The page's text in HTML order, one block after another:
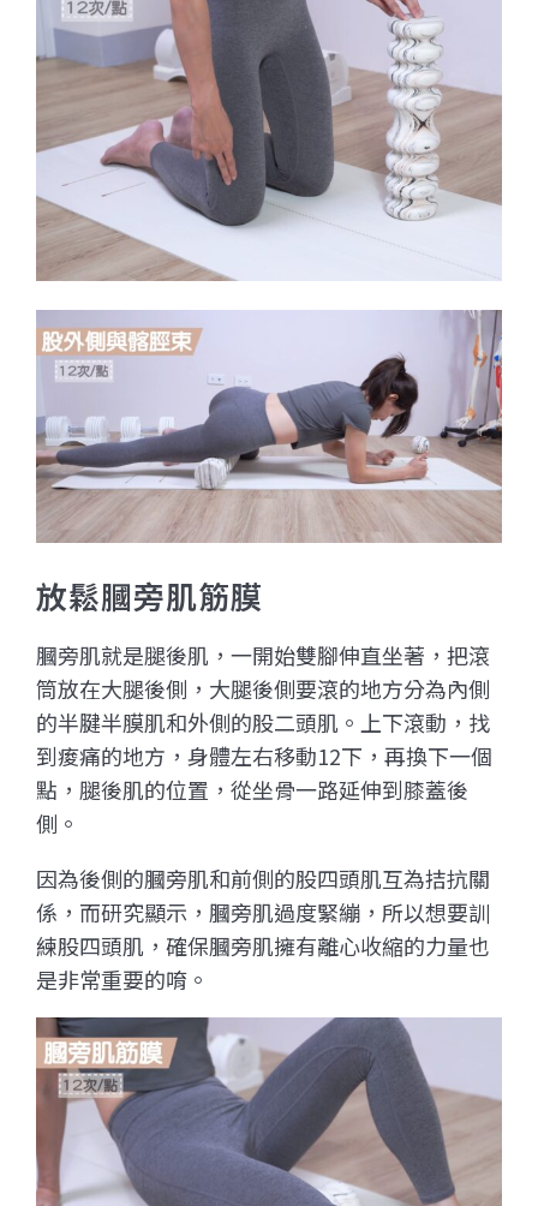
放鬆膕旁肌筋膜
膕旁肌就是腿後肌， 一開始雙腳伸直坐著，把滾
筒放在大腿後側，大腿後側要滾的地方分為內側
的半腱半膜肌和外側的股二頭肌。上下滾動，找
到痠痛的地方，身體左右移動12下，再換下一個
點，腿後肌的位置，從坐骨一路延伸到膝蓋後
側。
因為後側的膕旁肌和前側的股四頭肌互為拮抗關
係，而研究顯示，膕旁肌過度緊繃，所以想要訓
練股四頭肌，確保膕旁肌擁有離心收縮的力量也
是非常重要的唷。